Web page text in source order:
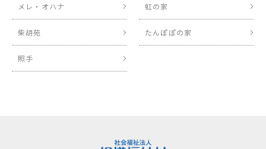
メレ・オハナ 虹の家
柴胡苑 たんぽぽの家
照手